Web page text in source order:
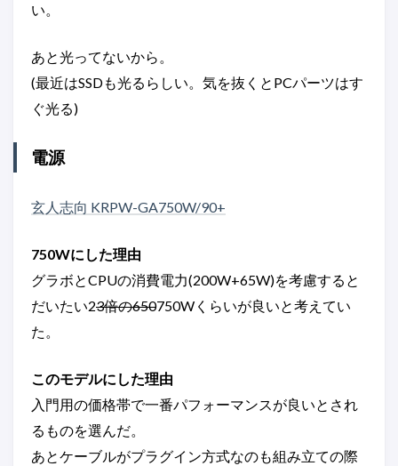
い。
あと光ってないから。
(最近はSSDも光るらしい。気を抜くとPCパーツはす
ぐ光る)
電源
玄人志向 KRPW-GA750W/90+
750Wにした理由
グラボとCPUの消費電力(200W+65W)を考慮すると
だいたい23倍の650750Wくらいが良いと考えてい
た。
このモデルにした理由
入門用の価格帯で一番パフォーマンスが良いとされ
るものを選んだ。
あとケーブルがプラグイン方式なのも組み立ての際